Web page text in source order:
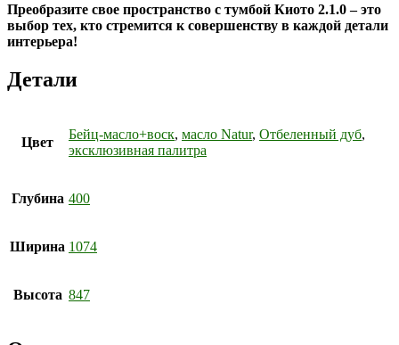
Преобразите свое пространство с тумбой Киото 2.1.0 – это
выбор тех, кто стремится к совершенству в каждой детали
интерьера!
Детали
Цвет
Бейц-масло+воск, масло Natur, Отбеленный дуб,
эксклюзивная палитра
Глубина 400
Ширина 1074
Высота 847